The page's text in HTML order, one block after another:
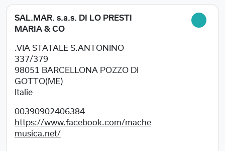
SAL.MAR. s.a.s. DI LO PRESTI
MARIA & CO
.VIA STATALE S.ANTONINO
337/379
98051
BARCELLONA POZZO DI
GOTTO(ME)
Italie
00390902406384
https://www.facebook.com/mache
musica.net/